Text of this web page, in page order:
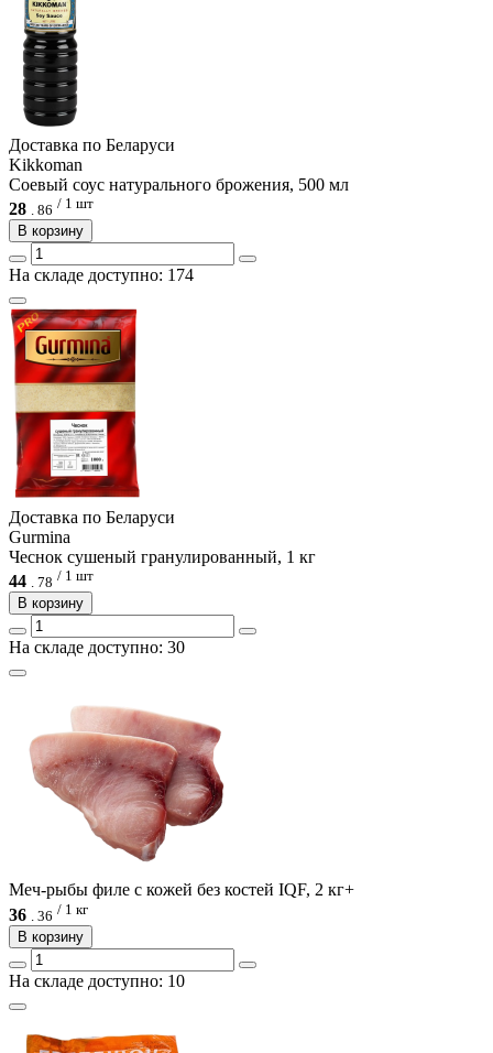
Доcтавка по Беларуси
Kikkoman
Соевый соус натурального брожения, 500 мл
28 . 86 / 1 шт
В корзину
На складе доступно: 174
Доcтавка по Беларуси
Gurmina
Чеснок сушеный гранулированный, 1 кг
44 . 78 / 1 шт
В корзину
На складе доступно: 30
Меч-рыбы филе с кожей без костей IQF, 2 кг+
36
36 / 1 кг
В корзину
На складе доступно: 10